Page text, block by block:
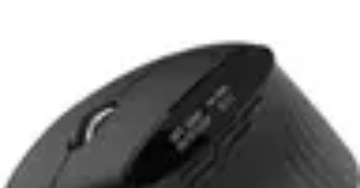
Progetti Creativi
Fai Da Te Italia